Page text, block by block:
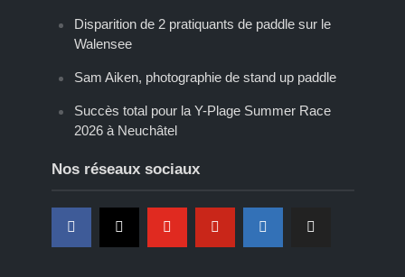
Disparition de 2 pratiquants de paddle sur le
Walensee
Sam Aiken, photographie de stand up paddle
Succès total pour la Y-Plage Summer Race
2026 à Neuchâtel
Nos réseaux sociaux